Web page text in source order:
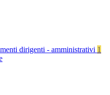
dirigenti - amministrativi 1